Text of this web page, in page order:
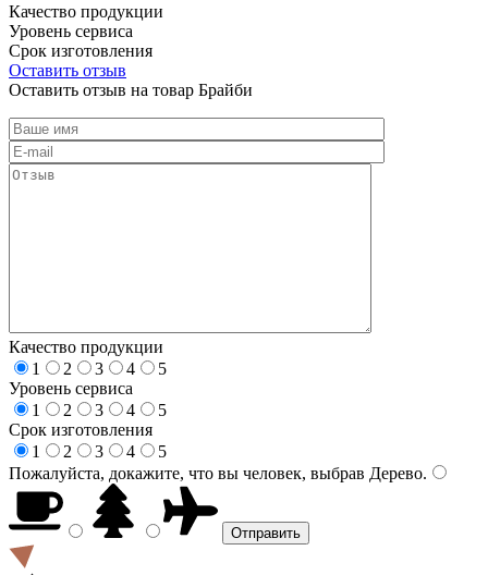
Качество продукции
Уровень сервиса
Срок изготовления
Оставить отзыв
Оставить отзыв на товар Брайби
Качество продукции
1
2 3 4
5
Уровень сервиса
1
2 3 4
5
Срок изготовления
1
2 3 4
5
Пожалуйста, докажите, что вы человек, выбрав Дерево.